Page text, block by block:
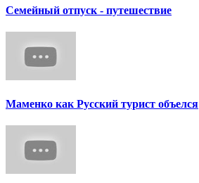
Семейный отпуск - путешествие
Маменко как Русский турист объелся